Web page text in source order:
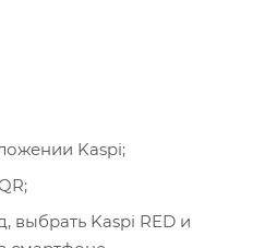
Kaspi;
выбрать Kaspi RED и